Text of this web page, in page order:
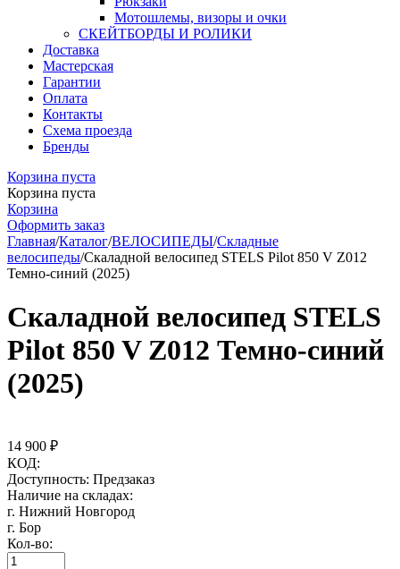
Мотошлемы, визоры и очки
СКЕЙТБОРДЫ И РОЛИКИ
Доставка
Мастерская
Гарантии
Оплата
Контакты
Схема проезда
Бренды
Корзина пуста
Корзина пуста
Корзина
Оформить заказ
Главная/Каталог/ВЕЛОСИПЕДЫ/Складные
велосипеды/Скаладной велосипед STELS Pilot 850 V Z012
Темно-синий (2025)
Скаладной велосипед STELS
Pilot 850 V Z012 Темно-синий
(2025)
14 900 ₽
КОД:
Доступность: Предзаказ
Наличие на складах:
г. Нижний Новгород
г. Бор
Кол-во: